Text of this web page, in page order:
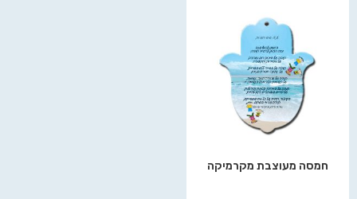
חמסה מעוצבת מקרמיקה